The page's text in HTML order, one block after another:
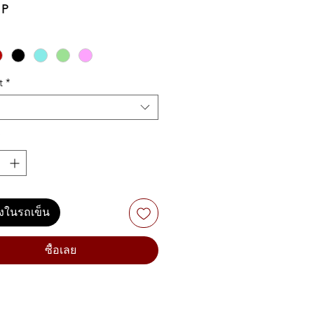
*
ในรถเข็น
ซื้อเลย